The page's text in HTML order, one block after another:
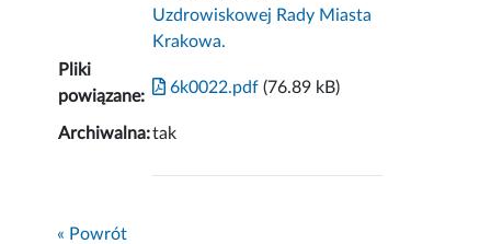
Uzdrowiskowej Rady Miasta
Krakowa.
Pliki
powiązane:
6k0022.pdf (76.89 kB)
Archiwalna:tak
« Powrót